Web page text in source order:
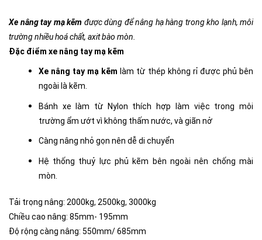
Xe nâng tay mạ kẽm được dùng để nâng hạ hàng trong kho lạnh, môi
trường nhiều hoá chất, axit bào mòn.
Đặc điểm xe nâng tay mạ kẽm
Xe nâng tay mạ kẽm làm từ thép không rỉ được phủ bên
ngoài là kẽm.
Bánh xe làm từ Nylon thích hợp làm việc trong môi
trường ẩm ướt vì không thấm nước, và giãn nở
Càng nâng nhỏ gọn nên dễ di chuyển
Hệ thống thuỷ lực phủ kẽm bên ngoài nên chống mài
mòn.
Tải trọng nâng: 2000kg, 2500kg, 3000kg
Chiều cao nâng: 85mm- 195mm
Độ rộng càng nâng: 550mm/ 685mm